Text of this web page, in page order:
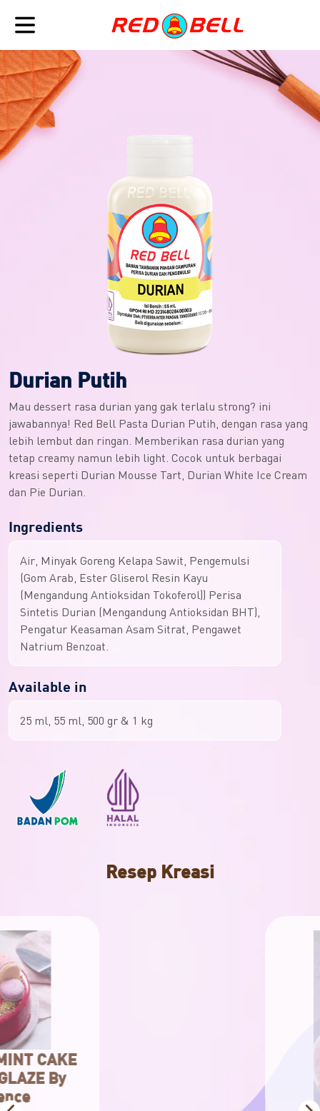
Durian Putih
Mau dessert rasa durian yang gak terlalu strong? ini
jawabannya! Red Bell Pasta Durian Putih, dengan rasa yang
lebih lembut dan ringan. Memberikan rasa durian yang
tetap creamy namun lebih light. Cocok untuk berbagai
kreasi seperti Durian Mousse Tart, Durian White Ice Cream
dan Pie Durian.
Ingredients
Air, Minyak Goreng Kelapa Sawit, Pengemulsi
(Gom Arab, Ester Gliserol Resin Kayu
(Mengandung Antioksidan Tokoferol)) Perisa
Sintetis Durian (Mengandung Antioksidan BHT),
Pengatur Keasaman Asam Sitrat, Pengawet
Natrium Benzoat.
Available in
25 ml, 55 ml, 500 gr & 1 kg
Resep Kreasi